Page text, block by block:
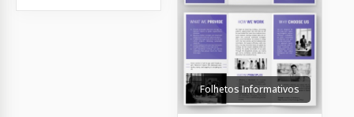
Folhetos Informativos